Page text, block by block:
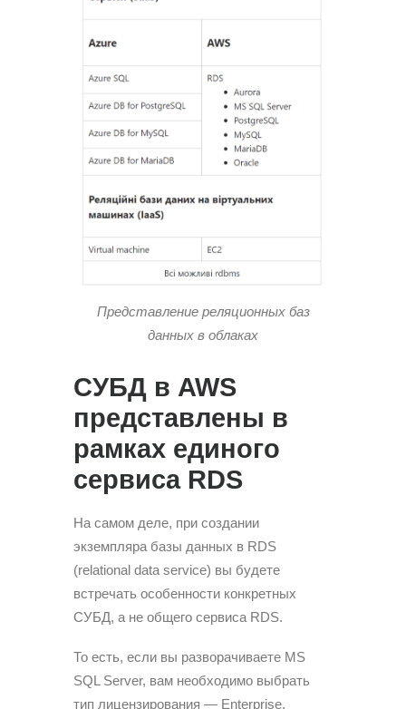
Представление реляционных баз
данных в облаках
СУБД в AWS
представлены в
рамках единого
сервиса RDS
На самом деле, при создании
экземпляра базы данных в RDS
(relational data service) вы будете
встречать особенности конкретных
СУБД, а не общего сервиса RDS.
То есть, если вы разворачиваете MS
SQL Server, вам необходимо выбрать
тип лицензирования — Enterprise,